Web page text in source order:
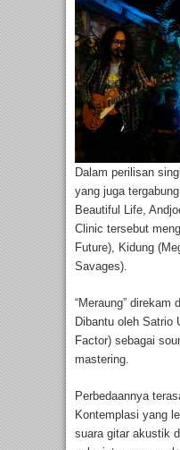
Dalam perilisan
yang juga
Beautiful Life,
Clinic tersebut
Future), Kidung
Savages).
“Meraung” direkam
Dibantu oleh Satrio
Factor) sebagai
mastering.
Perbedaannya
Kontemplasi yang
suara gitar akustik